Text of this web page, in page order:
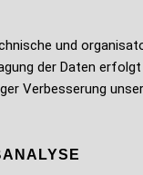
und
der Daten
Verbesserung